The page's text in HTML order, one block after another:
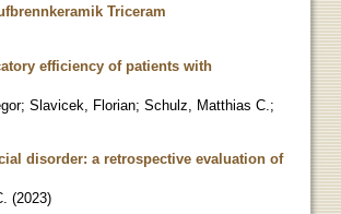
Triceram
efficiency of patients with
; Slavicek, Florian; Schulz, Matthias C. ;
disorder: a retrospective evaluation of
(2023)